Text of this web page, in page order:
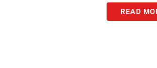
READ